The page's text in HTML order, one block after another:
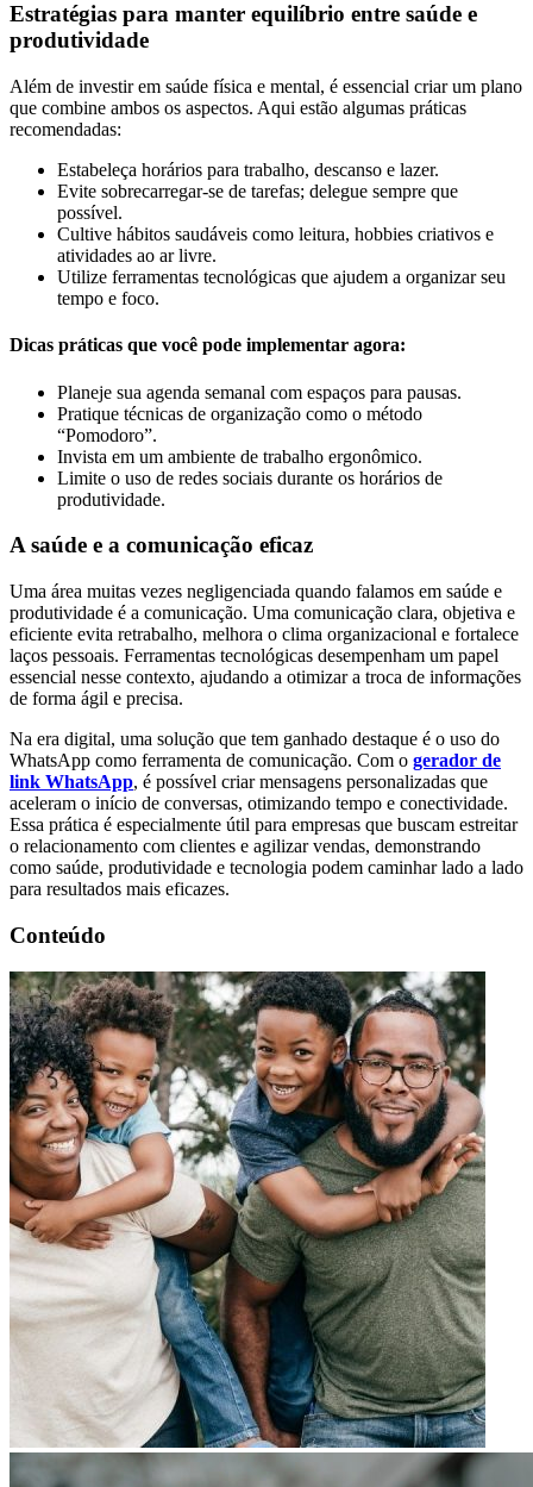
Estratégias para manter equilíbrio entre saúde e
produtividade
Além de investir em saúde física e mental, é essencial criar um plano
que combine ambos os aspectos. Aqui estão algumas práticas
recomendadas:
Estabeleça horários para trabalho, descanso e lazer.
Evite sobrecarregar-se de tarefas; delegue sempre que
possível.
Cultive hábitos saudáveis como leitura, hobbies criativos e
atividades ao ar livre.
Utilize ferramentas tecnológicas que ajudem a organizar seu
tempo e foco.
Dicas práticas que você pode implementar agora:
Planeje sua agenda semanal com espaços para pausas.
Pratique técnicas de organização como o método
“Pomodoro”.
Invista em um ambiente de trabalho ergonômico.
Limite o uso de redes sociais durante os horários de
produtividade.
A saúde e a comunicação eficaz
Uma área muitas vezes negligenciada quando falamos em saúde e
produtividade é a comunicação. Uma comunicação clara, objetiva e
eficiente evita retrabalho, melhora o clima organizacional e fortalece
laços pessoais. Ferramentas tecnológicas desempenham um papel
essencial nesse contexto, ajudando a otimizar a troca de informações
de forma ágil e precisa.
Na era digital, uma solução que tem ganhado destaque é o uso do
WhatsApp como ferramenta de comunicação. Com o gerador de
link WhatsApp, é possível criar mensagens personalizadas que
aceleram o início de conversas, otimizando tempo e conectividade.
Essa prática é especialmente útil para empresas que buscam estreitar
o relacionamento com clientes e agilizar vendas, demonstrando
como saúde, produtividade e tecnologia podem caminhar lado a lado
para resultados mais eficazes.
Conteúdo